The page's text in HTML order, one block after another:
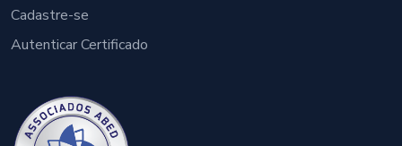
Cadastre-se
Autenticar Certificado